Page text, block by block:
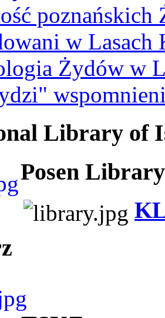
poznańskich
w Lasach
Żydów w
Library of
Posen Library